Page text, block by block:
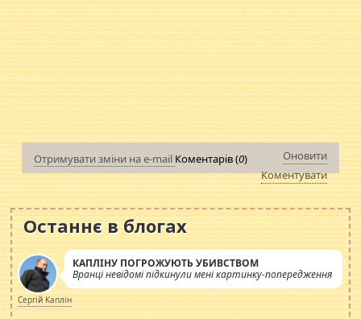
Отримувати зміни на e-mail Коментарів (0)
Оновити
Коментувати
Останнє в блогах
КАПЛІНУ ПОГРОЖУЮТЬ УБИВСТВОМ
Вранці невідомі підкинули мені картинку-попередження
Сергій Каплін